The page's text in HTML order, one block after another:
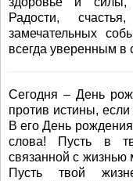
Радости,
замечательных
всегда уверенным в
Сегодня – День
против истины,
В его День
слова! Пусть в
связанной с жизнью
Пусть твой